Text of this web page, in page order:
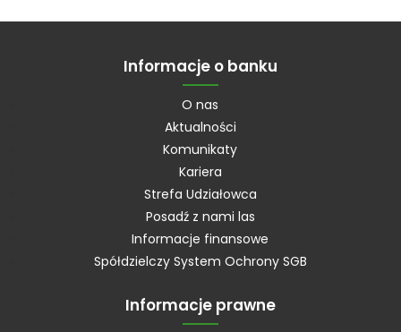
Informacje o banku
O nas
Aktualności
Komunikaty
Kariera
Strefa Udziałowca
Posadź z nami las
Informacje finansowe
Spółdzielczy System Ochrony SGB
Informacje prawne